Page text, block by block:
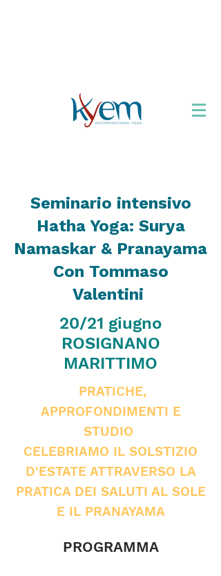
Seminario intensivo
Hatha Yoga: Surya
Namaskar & Pranayama
Con Tommaso
Valentini
20/21 giugno
ROSIGNANO
MARITTIMO
PRATICHE,
APPROFONDIMENTI E
STUDIO
CELEBRIAMO IL SOLSTIZIO
D'ESTATE ATTRAVERSO LA
PRATICA DEI SALUTI AL SOLE
E IL PRANAYAMA
PROGRAMMA